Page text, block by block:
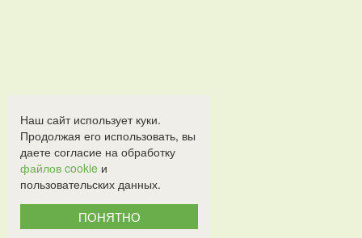
Наш сайт использует куки.
Продолжая его использовать, вы
даете согласие на обработку
файлов cookie и
пользовательских данных.
ПОНЯТНО